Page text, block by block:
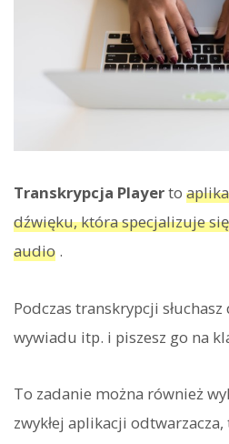
Transkrypcja Playerto
dźwięku, która specjalizuje
audio .
Podczas transkrypcji
wywiadu itp. i piszesz go na
To zadanie można również
zwykłej aplikacji